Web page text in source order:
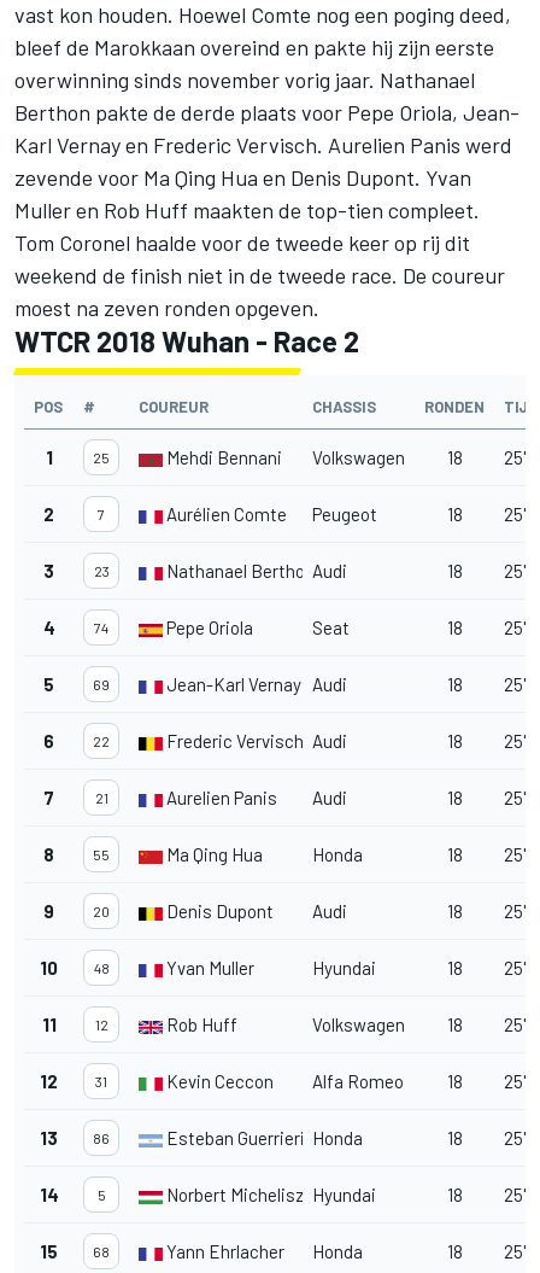
vast kon houden. Hoewel Comte nog een poging deed,
bleef de Marokkaan overeind en pakte hij zijn eerste
overwinning sinds november vorig jaar. Nathanael
Berthon pakte de derde plaats voor Pepe Oriola, Jean-
Karl Vernay en Frederic Vervisch. Aurelien Panis werd
zevende voor Ma Qing Hua en Denis Dupont. Yvan
Muller en Rob Huff maakten de top-tien compleet.
Tom Coronel haalde voor de tweede keer op rij dit
weekend de finish niet in de tweede race. De coureur
moest na zeven ronden opgeven.
WTCR 2018 Wuhan - Race 2
POS # COUREUR CHASSIS RONDEN TIJD
1 25 Mehdi Bennani Volkswagen 18
2 7 Aurélien Comte Peugeot 18
3 23 Nathanael BerthonAudi 18
4 74 Pepe Oriola Seat 18
5 69 Jean-Karl Vernay Audi 18
6 22 Frederic Vervisch Audi 18
7 21 Aurelien Panis Audi 18
8 55 Ma Qing Hua Honda 18
9 20 Denis Dupont Audi 18
10 48 Yvan Muller Hyundai 18
11 12 Rob Huff Volkswagen 18
12 31 Kevin Ceccon Alfa Romeo 18
13 86 Esteban Guerrieri Honda 18
14 5 Norbert Michelisz Hyundai 18
15 68 Yann Ehrlacher Honda 18